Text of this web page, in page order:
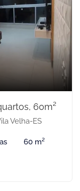
60m²
Velha-ES
60 m²